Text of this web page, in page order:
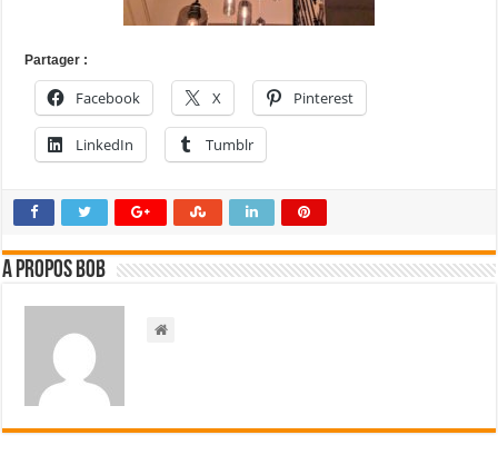
Partager :
Facebook X Pinterest
LinkedIn Tumblr
A propos bOb